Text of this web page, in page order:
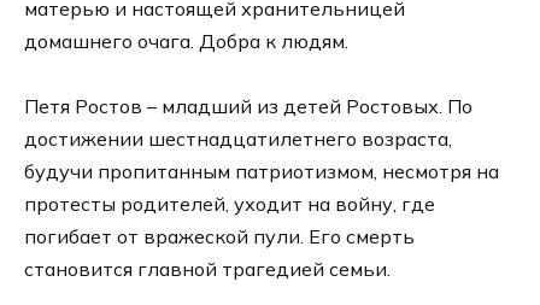
матерью и настоящей хранительницей
домашнего очага. Добра к людям.
Петя Ростов – младший из детей Ростовых. По
достижении шестнадцатилетнего возраста,
будучи пропитанным патриотизмом, несмотря на
протесты родителей, уходит на войну, где
погибает от вражеской пули. Его смерть
становится главной трагедией семьи.